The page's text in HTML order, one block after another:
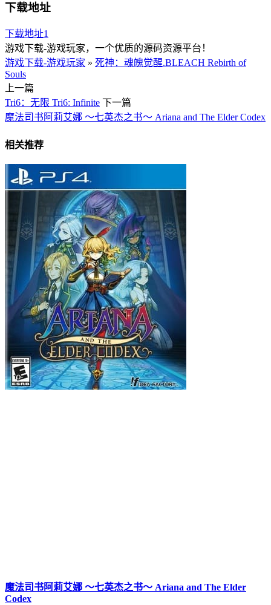
下载地址
下载地址1
游戏下载-游戏玩家，一个优质的源码资源平台！
游戏下载-游戏玩家 » 死神：魂魄觉醒.BLEACH Rebirth of
Souls
上一篇
Tri6：无限 Tri6: Infinite 下一篇
魔法司书阿莉艾娜 ～七英杰之书～ Ariana and The Elder Codex
相关推荐
魔法司书阿莉艾娜 ～七英杰之书～ Ariana and The Elder
Codex